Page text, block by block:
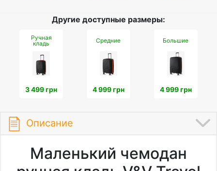
Другие доступные размеры:
Ручная
кладь
3 499 грн
Средние
4 999 грн
Большие
4 999 грн
Описание
Маленький чемодан